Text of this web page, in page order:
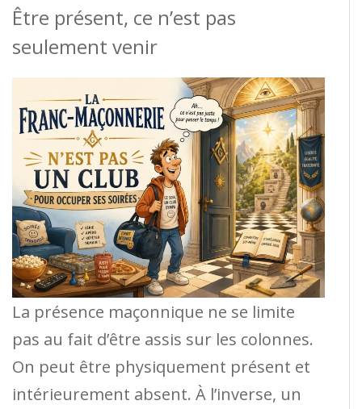
Être présent, ce n’est pas
seulement venir
La présence maçonnique ne se limite
pas au fait d’être assis sur les colonnes.
On peut être physiquement présent et
intérieurement absent. À l’inverse, un